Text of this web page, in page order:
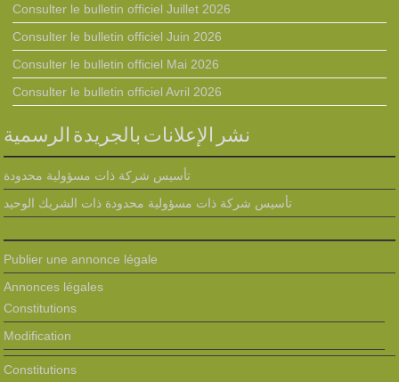
Consulter le bulletin officiel Juillet 2026
Consulter le bulletin officiel Juin 2026
Consulter le bulletin officiel Mai 2026
Consulter le bulletin officiel Avril 2026
نشر الإعلانات بالجريدة الرسمية
تأسيس شركة ذات مسؤولية محدودة
تأسيس شركة ذات مسؤولية محدودة ذات الشريك الوحيد
Publier une annonce légale
Annonces légales
Constitutions
Modification
Constitutions